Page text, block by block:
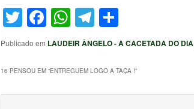
Twitter
Facebook
WhatsApp
Telegram
Share
Publicado em LAUDEIR ÂNGELO - A CACETADA DO DIA
16 PENSOU EM “ENTREGUEM LOGO A TAÇA !”